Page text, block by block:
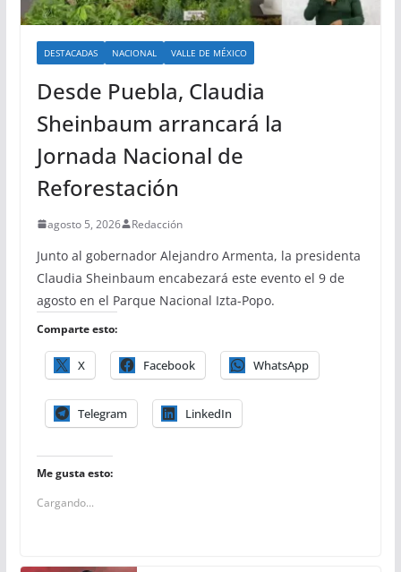
DESTACADAS NACIONAL VALLE DE MÉXICO
Desde Puebla, Claudia
Sheinbaum arrancará la
Jornada Nacional de
Reforestación
agosto 5, 2026 Redacción
Junto al gobernador Alejandro Armenta, la presidenta
Claudia Sheinbaum encabezará este evento el 9 de
agosto en el Parque Nacional Izta-Popo.
Comparte esto:
X Facebook WhatsApp
Telegram LinkedIn
Me gusta esto:
Cargando...